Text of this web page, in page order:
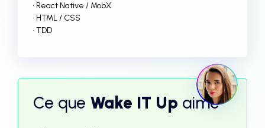
• React Native / MobX
• HTML / CSS
• TDD
Ce que Wake IT Up aime